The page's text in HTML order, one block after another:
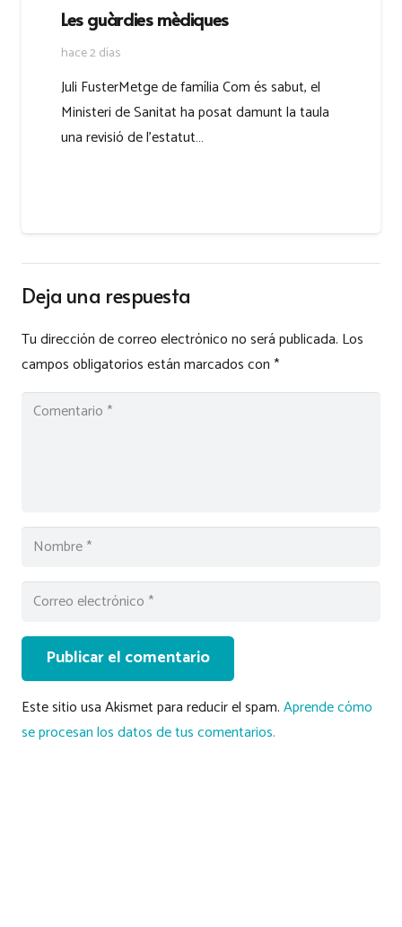
Les guàrdies mèdiques
hace 2 días
Juli FusterMetge de família Com és sabut, el
Ministeri de Sanitat ha posat damunt la taula
una revisió de l’estatut…
Deja una respuesta
Tu dirección de correo electrónico no será publicada. Los
campos obligatorios están marcados con*
Publicar el comentario
Este sitio usa Akismet para reducir el spam.Aprende cómo
se procesan los datos de tus comentarios.